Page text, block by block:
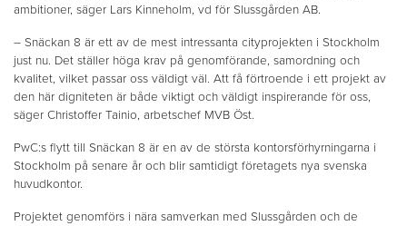
ambitioner, säger Lars Kinneholm, vd för Slussgården AB.
– Snäckan 8 är ett av de mest intressanta cityprojekten i Stockholm
just nu. Det ställer höga krav på genomförande, samordning och
kvalitet, vilket passar oss väldigt väl. Att få förtroende i ett projekt av
den här digniteten är både viktigt och väldigt inspirerande för oss,
säger Christoffer Tainio, arbetschef MVB Öst.
PwC:s flytt till Snäckan 8 är en av de största kontorsförhyrningarna i
Stockholm på senare år och blir samtidigt företagets nya svenska
huvudkontor.
Projektet genomförs i nära samverkan med Slussgården och de